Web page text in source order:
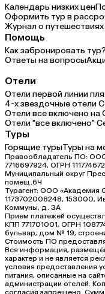
Календарь низких цен
Оформить тур в
Журнал о путешествиях
Помощь
Как забронировать тур?
Ответы на вопросы
Отели
Отели первой линии
4-х звездочные отели
Отели все включено на
Отели "все включено"
Туры
Горящие турыТуры на
Правообладатель ПО:
7716697924, ОГРН
Муниципальный округ
помещ.6Ч
Турагент: ООО «Академия
1173702008248, 153000,
Коммуны, д. ЗА
Прием платежей
КПП 771701001, ОГРН
бульвар, дом № 19,
Стоимость ПО
Вся информация,
характер и не является
условия предоставления
питания, описанные на
администрации отелей.
согласия запрещено.